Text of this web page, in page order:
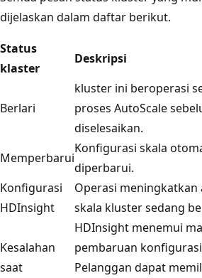
dijelaskan dalam daftar berikut.
Status
klaster
Deskripsi
Berlari
kluster ini beroperasi
proses AutoScale
diselesaikan.
Memperbarui
Konfigurasi skala
diperbarui.
Konfigurasi
HDInsight
Operasi
skala kluster sedang
Kesalahan
saat
HDInsight menemui
pembaruan
Pelanggan dapat